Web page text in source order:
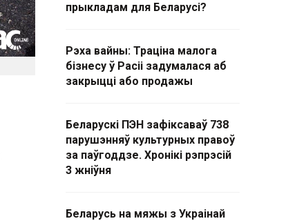
прыкладам для Беларусі?
Рэха вайны: Траціна малога
бізнесу ў Расіі задумалася аб
закрыцці або продажы
Беларускі ПЭН зафіксаваў 738
парушэнняў культурных правоў
за паўгоддзе. Хронікі рэпрэсій
3 жніўня
Беларусь на мяжы з Украінай